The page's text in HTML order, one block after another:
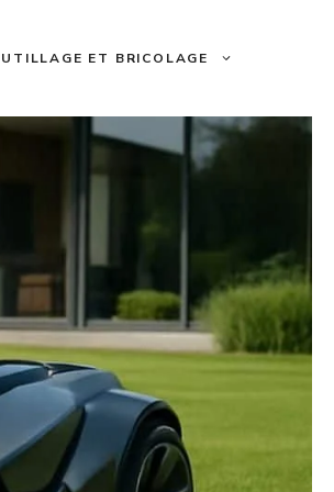
ET BRICOLAGE